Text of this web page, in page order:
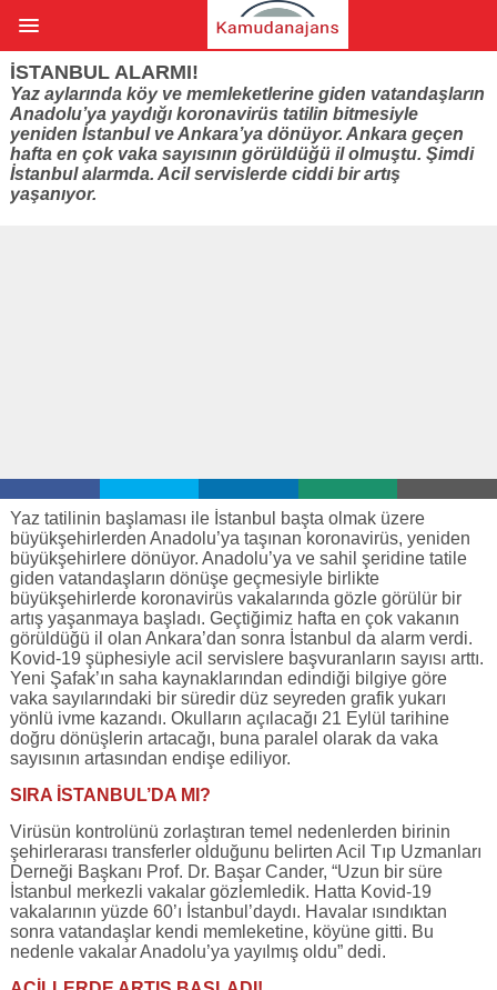
İSTANBUL ALARMI!
Yaz aylarında köy ve memleketlerine giden vatandaşların
Anadolu’ya yaydığı koronavirüs tatilin bitmesiyle
yeniden İstanbul ve Ankara’ya dönüyor. Ankara geçen
hafta en çok vaka sayısının görüldüğü il olmuştu. Şimdi
İstanbul alarmda. Acil servislerde ciddi bir artış
yaşanıyor.
Yaz tatilinin başlaması ile İstanbul başta olmak üzere
büyükşehirlerden Anadolu’ya taşınan koronavirüs, yeniden
büyükşehirlere dönüyor. Anadolu’ya ve sahil şeridine tatile
giden vatandaşların dönüşe geçmesiyle birlikte
büyükşehirlerde koronavirüs vakalarında gözle görülür bir
artış yaşanmaya başladı. Geçtiğimiz hafta en çok vakanın
görüldüğü il olan Ankara’dan sonra İstanbul da alarm verdi.
Kovid-19 şüphesiyle acil servislere başvuranların sayısı arttı.
Yeni Şafak’ın saha kaynaklarından edindiği bilgiye göre
vaka sayılarındaki bir süredir düz seyreden grafik yukarı
yönlü ivme kazandı. Okulların açılacağı 21 Eylül tarihine
doğru dönüşlerin artacağı, buna paralel olarak da vaka
sayısının artasından endişe ediliyor.
SIRA İSTANBUL’DA MI?
Virüsün kontrolünü zorlaştıran temel nedenlerden birinin
şehirlerarası transferler olduğunu belirten Acil Tıp Uzmanları
Derneği Başkanı Prof. Dr. Başar Cander, “Uzun bir süre
İstanbul merkezli vakalar gözlemledik. Hatta Kovid-19
vakalarının yüzde 60’ı İstanbul’daydı. Havalar ısındıktan
sonra vatandaşlar kendi memleketine, köyüne gitti. Bu
nedenle vakalar Anadolu’ya yayılmış oldu” dedi.